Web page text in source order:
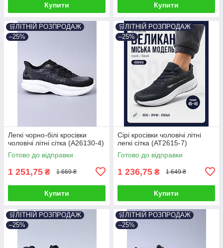
Купити Купити
🛒ЛІТНІЙ РОЗПРОДАЖ
–25%
Легкі чорно-білі кросівки
чоловічі літні сітка (A26130-4)
Готово до відправки
1 251,75 ₴ 1 669 ₴
Купити
🛒ЛІТНІЙ РОЗПРОДАЖ
–25%
Сірі кросівки чоловічі літні
легкі сітка (AT2615-7)
Готово до відправки
1 236,75 ₴ 1 649 ₴
Купити
🛒ЛІТНІЙ РОЗПРОДАЖ
–25%
🛒ЛІТНІЙ РОЗПРОДАЖ
–25%